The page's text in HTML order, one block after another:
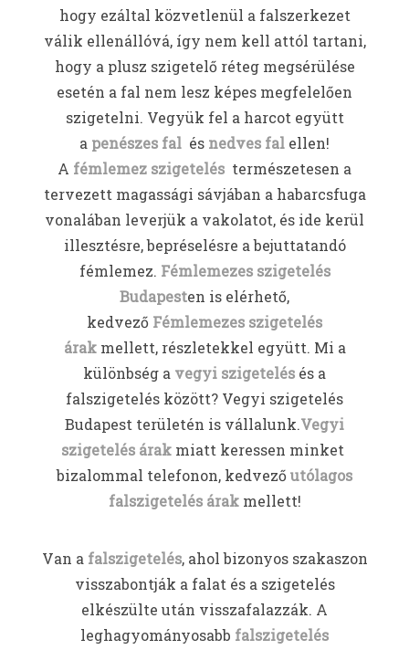
hogy ezáltal közvetlenül a falszerkezet
válik ellenállóvá, így nem kell attól tartani,
hogy a plusz szigetelő réteg megsérülése
esetén a fal nem lesz képes megfelelően
szigetelni. Vegyük fel a harcot együtt
a penészes fal és nedves fal ellen!
A fémlemez szigetelés természetesen a
tervezett magassági sávjában a habarcsfuga
vonalában leverjük a vakolatot, és ide kerül
illesztésre, bepréselésre a bejuttatandó
fémlemez. Fémlemezes szigetelés
Budapesten is elérhető,
kedvező Fémlemezes szigetelés
árak mellett, részletekkel együtt. Mi a
különbség a vegyi szigetelés és a
falszigetelés között? Vegyi szigetelés
Budapest területén is vállalunk.Vegyi
szigetelés árak miatt keressen minket
bizalommal telefonon, kedvezőutólagos
falszigetelés árakmellett!
Van a falszigetelés, ahol bizonyos szakaszon
visszabontják a falat és a szigetelés
elkészülte után visszafalazzák. A
leghagyományosabb falszigetelés